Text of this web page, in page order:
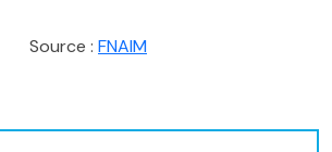
Source : FNAIM